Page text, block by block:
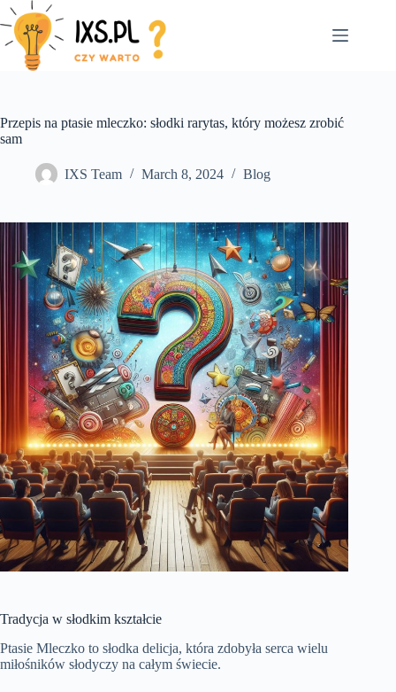
Skip
to
content
Przepis na ptasie mleczko: słodki rarytas, który możesz zrobić
sam
IXS Team March 8, 2024 Blog
Tradycja w słodkim kształcie
Ptasie Mleczko to słodka delicja, która zdobyła serca wielu
miłośników słodyczy na całym świecie.